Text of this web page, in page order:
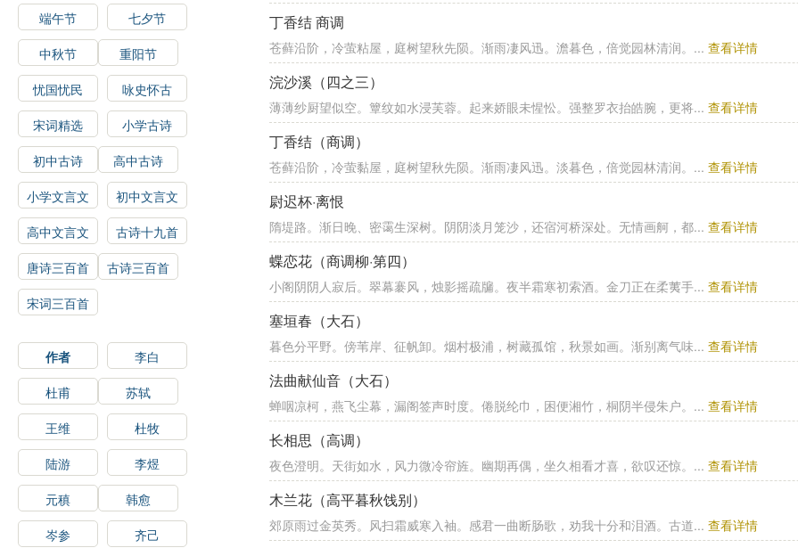
端午节
七夕节
中秋节
重阳节
忧国忧民
咏史怀古
宋词精选
小学古诗
初中古诗
高中古诗
小学文言文
初中文言文
高中文言文
古诗十九首
唐诗三百首
古诗三百首
宋词三百首
作者
李白
杜甫
苏轼
王维
杜牧
陆游
李煜
元稹
韩愈
岑参
齐己
丁香结 商调
苍藓沿阶，冷萤粘屋，庭树望秋先陨。渐雨凄风迅。澹暮色，倍觉园林清润。...查看详情
浣沙溪（四之三）
薄薄纱厨望似空。簟纹如水浸芙蓉。起来娇眼未惺忪。强整罗衣抬皓腕，更将...查看详情
丁香结（商调）
苍藓沿阶，冷萤黏屋，庭树望秋先陨。渐雨凄风迅。淡暮色，倍觉园林清润。...查看详情
尉迟杯·离恨
隋堤路。渐日晚、密霭生深树。阴阴淡月笼沙，还宿河桥深处。无情画舸，都...查看详情
蝶恋花（商调柳·第四）
小阁阴阴人寂后。翠幕褰风，烛影摇疏牖。夜半霜寒初索酒。金刀正在柔荑手...查看详情
塞垣春（大石）
暮色分平野。傍苇岸、征帆卸。烟村极浦，树藏孤馆，秋景如画。渐别离气味...查看详情
法曲献仙音（大石）
蝉咽凉柯，燕飞尘幕，漏阁签声时度。倦脱纶巾，困便湘竹，桐阴半侵朱户。...查看详情
长相思（高调）
夜色澄明。天街如水，风力微冷帘旌。幽期再偶，坐久相看才喜，欲叹还惊。...查看详情
木兰花（高平暮秋饯别）
郊原雨过金英秀。风扫霜威寒入袖。感君一曲断肠歌，劝我十分和泪酒。古道...查看详情